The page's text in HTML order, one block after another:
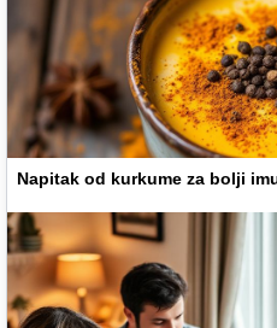
Napitak od kurkume za bolji